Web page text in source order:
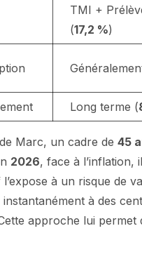
TMI +
(17,2 %)
Long terme (
Marc, un cadre de45
2026, face à
à un risque de
instantanément à des
approche lui